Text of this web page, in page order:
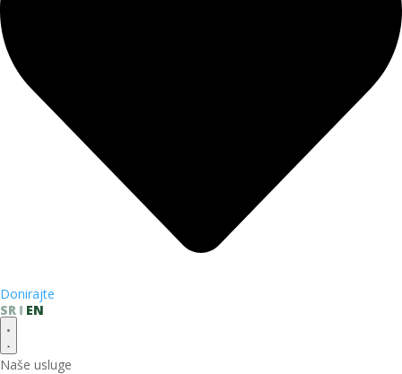
Donirajte
SR
EN
Naše usluge